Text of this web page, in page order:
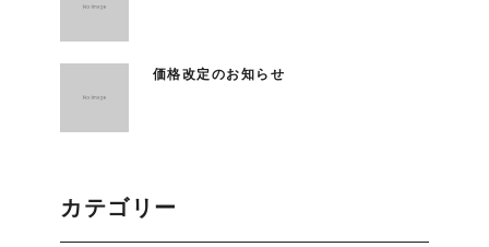
価格改定のお知らせ
カテゴリー